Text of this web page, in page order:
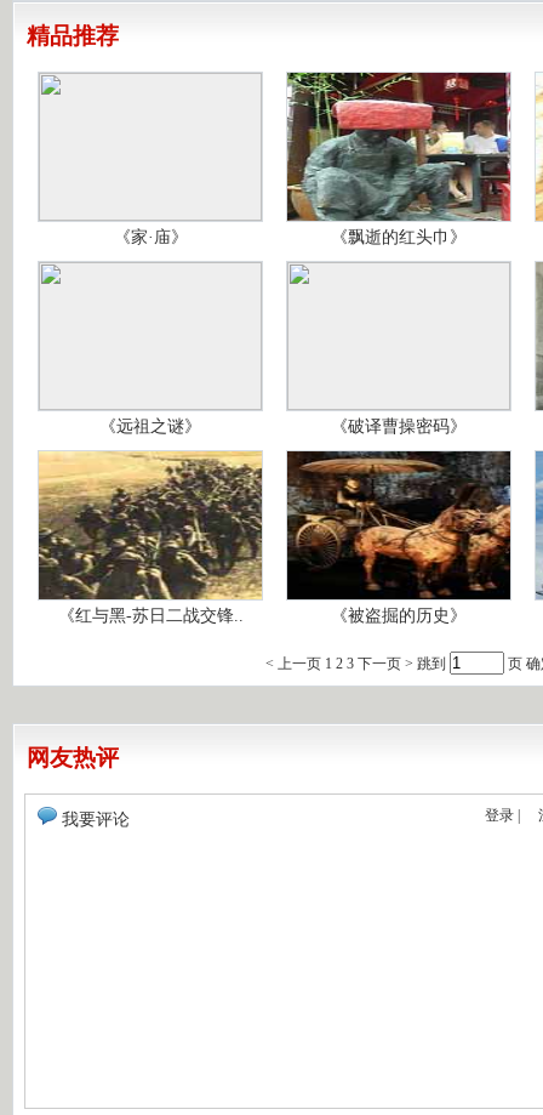
精品推荐
《家·庙》 《飘逝的红头巾》
《远祖之谜》 《破译曹操密码》
《红与黑-苏日二战交锋.. 《被盗掘的历史》
< 上一页 1 2 3 下一页 > 跳到 页
网友热评
登录 |
我要评论